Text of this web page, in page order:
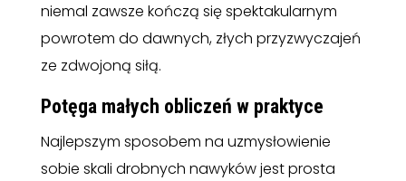
niemal zawsze kończą się spektakularnym
powrotem do dawnych, złych przyzwyczajeń
ze zdwojoną siłą.
Potęga małych obliczeń w praktyce
Najlepszym sposobem na uzmysłowienie
sobie skali drobnych nawyków jest prosta